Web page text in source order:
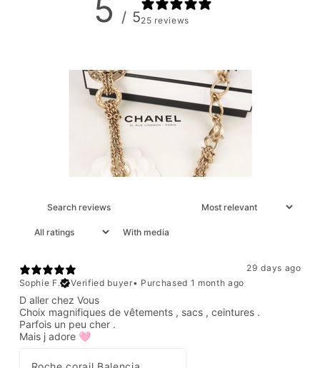
5 / 525 reviews
With media
29 days ago
Sophie F.
Verified buyer• Purchased 1 month ago
D aller chez Vous
Choix magnifiques de vêtements , sacs , ceintures .
Parfois un peu cher .
Mais j adore 🩷